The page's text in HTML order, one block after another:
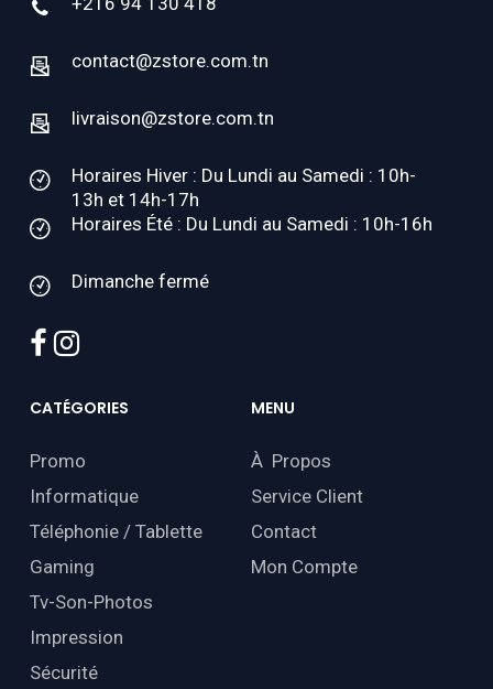
contact@zstore.com.tn
livraison@zstore.com.tn
Horaires Hiver : Du Lundi au Samedi : 10h-
13h et 14h-17h
Horaires Été : Du Lundi au Samedi : 10h-16h
Dimanche fermé
facebook
instagram
CATÉGORIES
Promo
Informatique
Téléphonie / Tablette
Gaming
Tv-Son-Photos
Impression
Sécurité
MENU
À Propos
Service Client
Contact
Mon Compte